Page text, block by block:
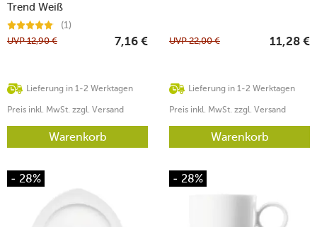
Trend Weiß
(1)
Lieferung in 1-2 Werktagen
UVP12,90 € 7,16 €
Preis inkl. MwSt. zzgl. Versand
Warenkorb
Lieferung in 1-2 Werktagen
UVP22,00 € 11,28 €
Preis inkl. MwSt. zzgl. Versand
Warenkorb
- 28% - 28%